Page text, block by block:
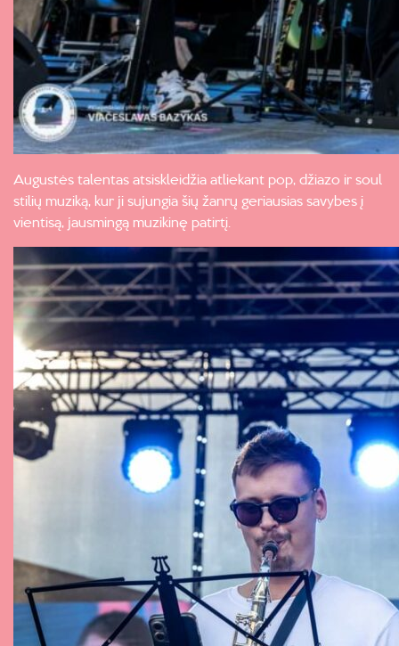
Augustės talentas atsiskleidžia atliekant pop, džiazo ir soul
stilių muziką, kur ji sujungia šių žanrų geriausias savybes į
vientisą, jausmingą muzikinę patirtį.